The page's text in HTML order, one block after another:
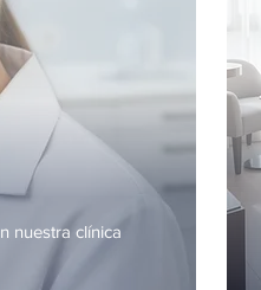
nuestra clínica